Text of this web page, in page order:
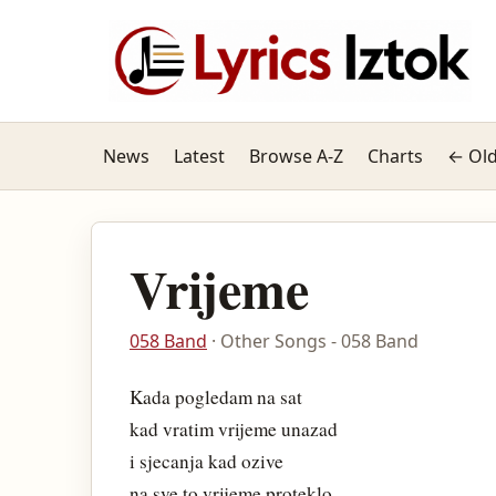
News Latest Browse A-Z Charts ←
Vrijeme
058 Band · Other Songs - 058 Band
Kada pogledam na sat
kad vratim vrijeme unazad
i sjecanja kad ozive